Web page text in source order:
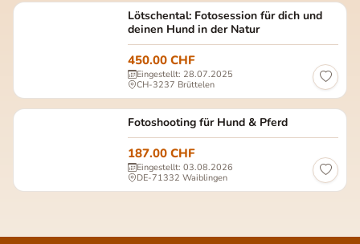
Lötschental: Fotosession für dich und
deinen Hund in der Natur
450.00 CHF
Eingestellt: 28.07.2025
CH-3237 Brüttelen
Fotoshooting für Hund & Pferd
187.00 CHF
Eingestellt: 03.08.2026
DE-71332 Waiblingen